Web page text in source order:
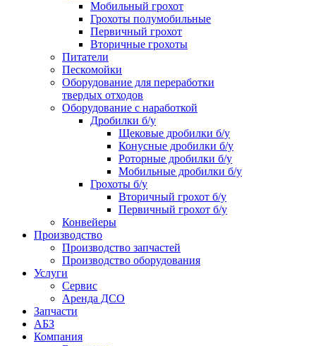
Мобильный грохот
Грохоты полумобильные
Первичный грохот
Вторичные грохоты
Питатели
Пескомойки
Оборудование для переработки
твердых отходов
Оборудование с наработкой
Дробилки б/у
Щековые дробилки б/у
Конусные дробилки б/у
Роторные дробилки б/у
Мобильные дробилки б/у
Грохоты б/у
Вторичный грохот б/у
Первичный грохот б/у
Конвейеры
Производство
Производство запчастей
Производство оборудования
Услуги
Сервис
Аренда ДСО
Запчасти
АБЗ
Компания